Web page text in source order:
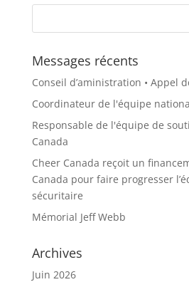
Messages récents
Conseil d’aministration • Appel
Coordinateur de l'équipe
Responsable de l'équipe de
Canada
Cheer Canada reçoit un
Canada pour faire progresser
sécuritaire
Mémorial Jeff Webb
Archives
Juin 2026